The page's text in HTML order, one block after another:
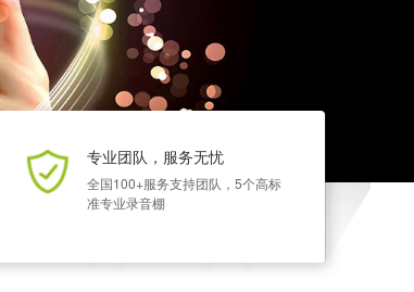
专业团队，服务无忧
全国100+服务支持团队，5个高标
准专业录音棚